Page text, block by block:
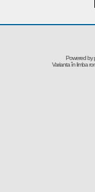
Powered by
Varianta în limba